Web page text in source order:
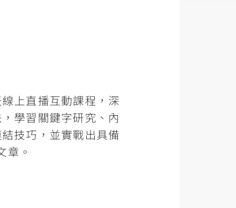
上直播互動課程，深
學習關鍵字研究、內
技巧，並實戰出具備
章。